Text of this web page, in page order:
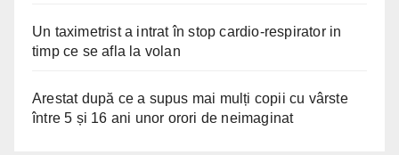
Un taximetrist a intrat în stop cardio-respirator in
timp ce se afla la volan
Arestat după ce a supus mai mulți copii cu vârste
între 5 și 16 ani unor orori de neimaginat